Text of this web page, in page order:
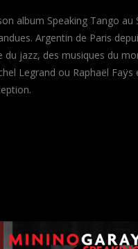
album Speaking Tango au
Argentin de Paris
jazz, des musiques du
Legrand ou Raphaël Faÿs